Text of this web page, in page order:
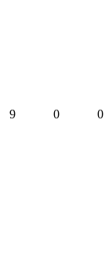
9 0 0